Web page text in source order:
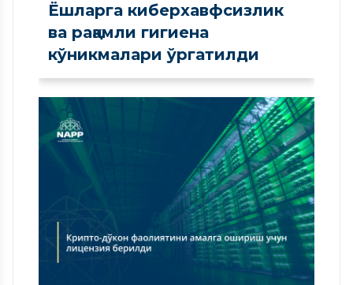
Ёшларга киберхавфсизлик
ва рақамли гигиена
кўникмалари ўргатилди